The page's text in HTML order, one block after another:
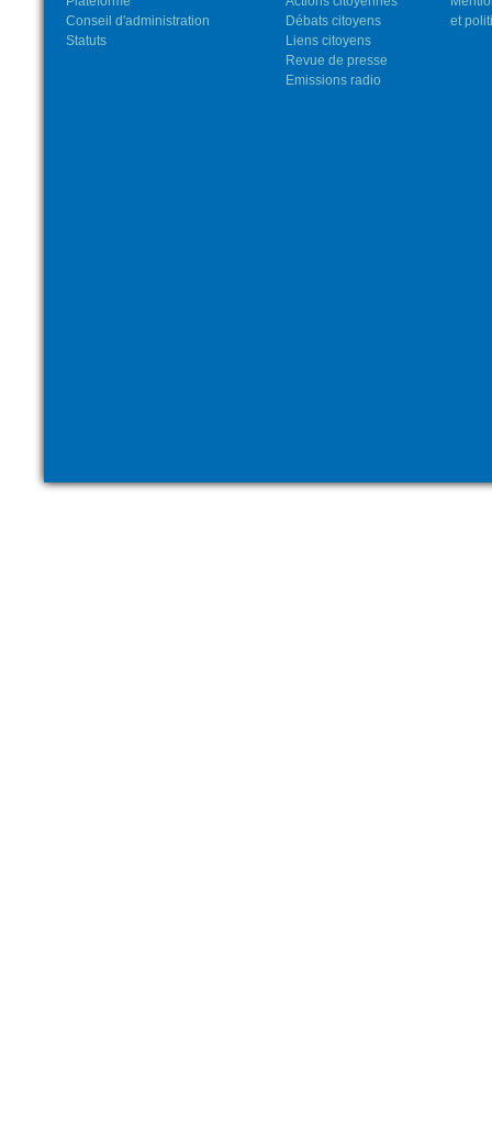
Conseil d'administration
Statuts
Débats citoyens
Liens citoyens
Revue de presse
Emissions radio
et